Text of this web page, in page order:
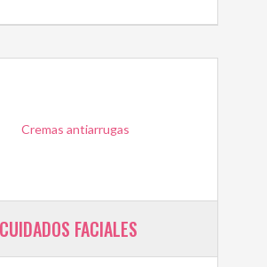
CUIDADOS FACIALES